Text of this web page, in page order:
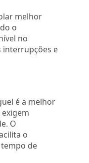
melhor
o
no
interrupções e
é a melhor
O
o
de